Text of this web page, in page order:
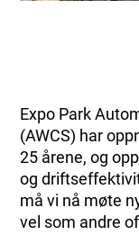
Expo Park
(AWCS) har
25 årene, og
og
må vi nå møte
vel som andre